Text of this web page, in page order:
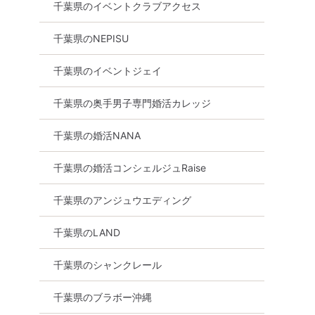
千葉県のイベントクラブアクセス
千葉県のNEPISU
千葉県のイベントジェイ
千葉県の奥手男子専門婚活カレッジ
千葉県の婚活NANA
千葉県の婚活コンシェルジュRaise
千葉県のアンジュウエディング
千葉県のLAND
千葉県のシャンクレール
千葉県のブラボー沖縄